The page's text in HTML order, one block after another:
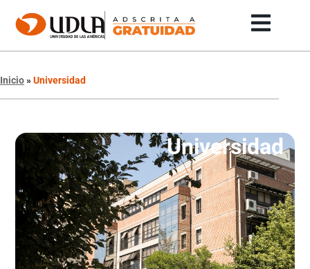
Inicio»Universidad
Universidad